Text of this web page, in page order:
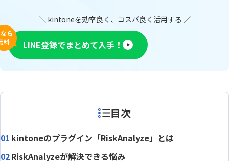
＼ kintoneを効率良く、コスパ良く活用する ／
ら
料
LINE登録でまとめて入手！
目次
kintoneのプラグイン「RiskAnalyze」とは
RiskAnalyzeが解決できる悩み